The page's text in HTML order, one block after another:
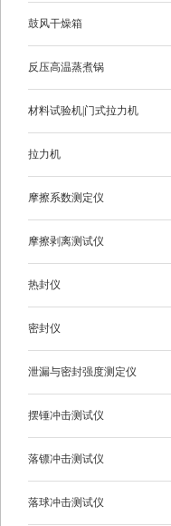
鼓风干燥箱
反压高温蒸煮锅
材料试验机|门式拉力机
拉力机
摩擦系数测定仪
摩擦剥离测试仪
热封仪
密封仪
泄漏与密封强度测定仪
摆锤冲击测试仪
落镖冲击测试仪
落球冲击测试仪